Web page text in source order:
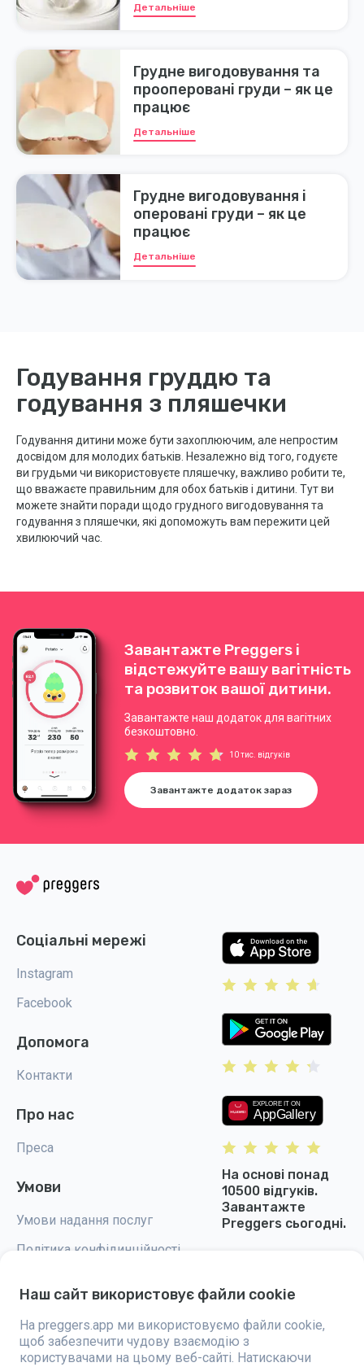
Детальніше
Грудне вигодовування та
прооперовані груди – як це
працює
Детальніше
Грудне вигодовування і
оперовані груди – як це
працює
Детальніше
Годування груддю та
годування з пляшечки
Годування дитини може бути захоплюючим, але непростим
досвідом для молодих батьків. Незалежно від того, годуєте
ви грудьми чи використовуєте пляшечку, важливо робити те,
що вважаєте правильним для обох батьків і дитини. Тут ви
можете знайти поради щодо грудного вигодовування та
годування з пляшечки, які допоможуть вам пережити цей
хвилюючий час.
Завантажте Preggers і
відстежуйте вашу вагітність
та розвиток вашої дитини.
Завантажте наш додаток для вагітних
безкоштовно.
10 тис. відгуків
Завантажте додаток зараз
Соціальні мережі
Instagram
Facebook
Допомога
Контакти
Про нас
Преса
Умови
Умови надання послуг
Політика конфідинційності
На основі понад
10500 відгуків.
Завантажте
Preggers сьогодні.
Наш сайт використовує файли cookie
На preggers.app ми використовуємо файли cookie,
щоб забезпечити чудову взаємодію з
користувачами на цьому веб-сайті. Натискаючи